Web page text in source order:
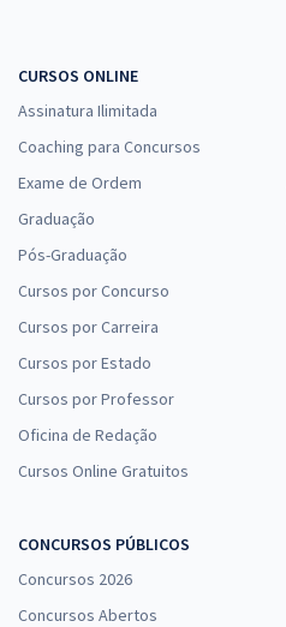
CURSOS ONLINE
Assinatura Ilimitada
Coaching para Concursos
Exame de Ordem
Graduação
Pós-Graduação
Cursos por Concurso
Cursos por Carreira
Cursos por Estado
Cursos por Professor
Oficina de Redação
Cursos Online Gratuitos
CONCURSOS PÚBLICOS
Concursos 2026
Concursos Abertos